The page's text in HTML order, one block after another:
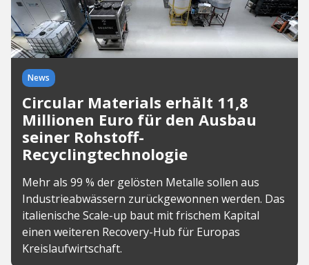
News
Circular Materials erhält 11,8
Millionen Euro für den Ausbau
seiner Rohstoff-
Recyclingtechnologie
Mehr als 99 % der gelösten Metalle sollen aus
Industrieabwässern zurückgewonnen werden. Das
italienische Scale-up baut mit frischem Kapital
einen weiteren Recovery-Hub für Europas
Kreislaufwirtschaft.